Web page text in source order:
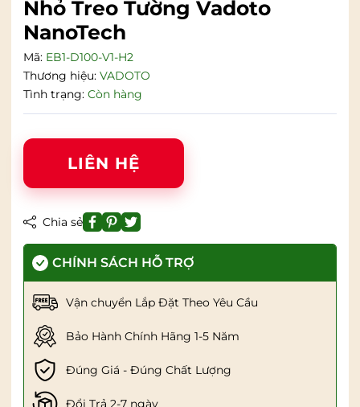
Nhỏ Treo Tường Vadoto
NanoTech
Mã: EB1-D100-V1-H2
Thương hiệu: VADOTO
Tình trạng: Còn hàng
LIÊN HỆ
Chia sẻ
CHÍNH SÁCH HỖ TRỢ
Vận chuyển Lắp Đặt Theo Yêu Cầu
Bảo Hành Chính Hãng 1-5 Năm
Đúng Giá - Đúng Chất Lượng
Đổi Trả 2-7 ngày